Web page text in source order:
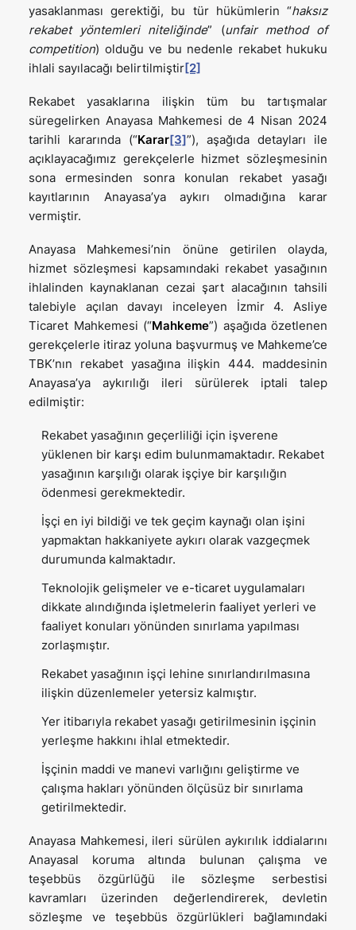
yasaklanması gerektiği, bu tür hükümlerin “haksız
rekabet yöntemleri niteliğinde” (unfair method of
competition) olduğu ve bu nedenle rekabet hukuku
ihlali sayılacağı belirtilmiştir[2]
Rekabet yasaklarına ilişkin tüm bu tartışmalar
süregelirken Anayasa Mahkemesi de 4 Nisan 2024
tarihli kararında (“Karar[3]”), aşağıda detayları ile
açıklayacağımız gerekçelerle hizmet sözleşmesinin
sona ermesinden sonra konulan rekabet yasağı
kayıtlarının Anayasa’ya aykırı olmadığına karar
vermiştir.
Anayasa Mahkemesi’nin önüne getirilen olayda,
hizmet sözleşmesi kapsamındaki rekabet yasağının
ihlalinden kaynaklanan cezai şart alacağının tahsili
talebiyle açılan davayı inceleyen İzmir 4. Asliye
Ticaret Mahkemesi (“Mahkeme”) aşağıda özetlenen
gerekçelerle itiraz yoluna başvurmuş ve Mahkeme’ce
TBK’nın rekabet yasağına ilişkin 444. maddesinin
Anayasa’ya aykırılığı ileri sürülerek iptali talep
edilmiştir:
Rekabet yasağının geçerliliği için işverene
yüklenen bir karşı edim bulunmamaktadır. Rekabet
yasağının karşılığı olarak işçiye bir karşılığın
ödenmesi gerekmektedir.
İşçi en iyi bildiği ve tek geçim kaynağı olan işini
yapmaktan hakkaniyete aykırı olarak vazgeçmek
durumunda kalmaktadır.
Teknolojik gelişmeler ve e-ticaret uygulamaları
dikkate alındığında işletmelerin faaliyet yerleri ve
faaliyet konuları yönünden sınırlama yapılması
zorlaşmıştır.
Rekabet yasağının işçi lehine sınırlandırılmasına
ilişkin düzenlemeler yetersiz kalmıştır.
Yer itibarıyla rekabet yasağı getirilmesinin işçinin
yerleşme hakkını ihlal etmektedir.
İşçinin maddi ve manevi varlığını geliştirme ve
çalışma hakları yönünden ölçüsüz bir sınırlama
getirilmektedir.
Anayasa Mahkemesi, ileri sürülen aykırılık iddialarını
Anayasal koruma altında bulunan çalışma ve
teşebbüs özgürlüğü ile sözleşme serbestisi
kavramları üzerinden değerlendirerek, devletin
sözleşme ve teşebbüs özgürlükleri bağlamındaki